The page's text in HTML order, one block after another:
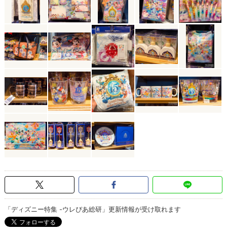
「ディズニー特集 -ウレぴあ総研」更新情報が受け取れます